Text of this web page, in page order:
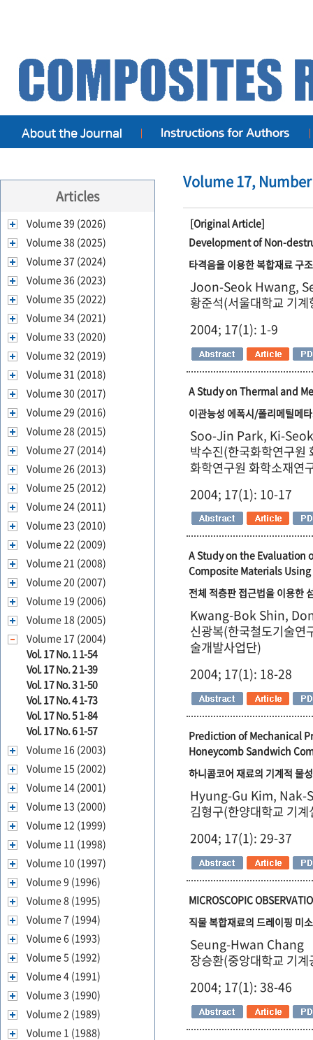
Articles
Volume 39 (2026)
Volume 38 (2025)
Volume 37 (2024)
Volume 36 (2023)
Volume 35 (2022)
Volume 34 (2021)
Volume 33 (2020)
Volume 32 (2019)
Volume 31 (2018)
Volume 30 (2017)
Volume 29 (2016)
Volume 28 (2015)
Volume 27 (2014)
Volume 26 (2013)
Volume 25 (2012)
Volume 24 (2011)
Volume 23 (2010)
Volume 22 (2009)
Volume 21 (2008)
Volume 20 (2007)
Volume 19 (2006)
Volume 18 (2005)
Volume 17 (2004)
Vol. 17 No. 1 1-54
Vol. 17 No. 2 1-39
Vol. 17 No. 3 1-50
Vol. 17 No. 4 1-73
Vol. 17 No. 5 1-84
Vol. 17 No. 6 1-57
Volume 16 (2003)
Volume 15 (2002)
Volume 14 (2001)
Volume 13 (2000)
Volume 12 (1999)
Volume 11 (1998)
Volume 10 (1997)
Volume 9 (1996)
Volume 8 (1995)
Volume 7 (1994)
Volume 6 (1993)
Volume 5 (1992)
Volume 4 (1991)
Volume 3 (1990)
Volume 2 (1989)
Volume 1 (1988)
Volume 17,
[Original Article]
Development of Non-
타격음을 이용한 복합재료 구
Joon-Seok Hwang,
황준석(서울대학교 기
2004; 17(1): 1-9
A Study on Thermal and
이관능성 에폭시/폴리메틸메
Soo-Jin Park, Ki-
박수진(한국화학연구원
화학연구원 화학소재연
2004; 17(1): 10-17
A Study on the Evaluation
Composite Materials
전체 적층판 접근법을 이용한
Kwang-Bok Shin,
신광복(한국철도기술연
술개발사업단)
2004; 17(1): 18-28
Prediction of Mechanical
Honeycomb Sandwich
하니콤코어 재료의 기계적 물
Hyung-Gu Kim, Nak-
김형구(한양대학교 기
2004; 17(1): 29-37
MICROSCOPIC
직물 복합재료의 드레이핑 미
Seung-Hwan Chang
장승환(중앙대학교 기
2004; 17(1): 38-46